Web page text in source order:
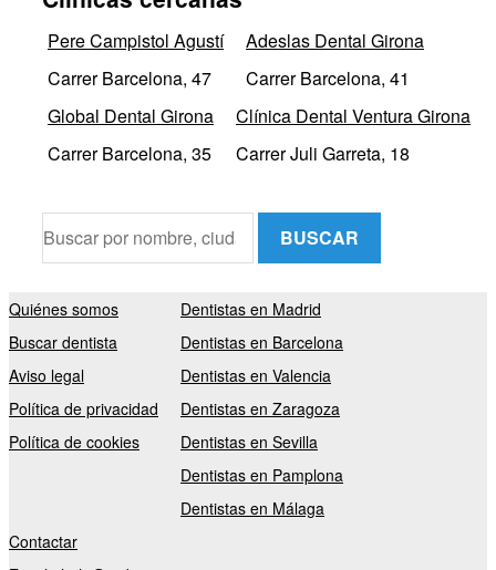
Pere Campistol Agustí
Carrer Barcelona, 47
Adeslas Dental Girona
Carrer Barcelona, 41
Global Dental Girona
Carrer Barcelona, 35
Clínica Dental Ventura Girona
Carrer Juli Garreta, 18
BUSCAR
Quiénes somos
Buscar dentista
Aviso legal
Política de privacidad
Política de cookies
Dentistas en Madrid
Dentistas en Barcelona
Dentistas en Valencia
Dentistas en Zaragoza
Dentistas en Sevilla
Dentistas en Pamplona
Dentistas en Málaga
Contactar